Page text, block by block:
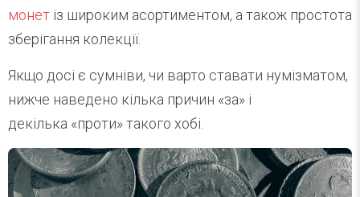
монет із широким асортиментом, а також простота
зберігання колекції.
Якщо досі є сумніви, чи варто ставати нумізматом,
нижче наведено кілька причин «за» і
декілька «проти» такого хобі.